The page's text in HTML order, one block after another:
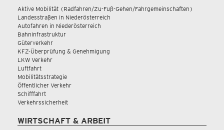
Aktive Mobilität (Radfahren/Zu-Fuß-Gehen/Fahrgemeinschaften)
Landesstraßen in Niederösterreich
Autofahren in Niederösterreich
Bahninfrastruktur
Güterverkehr
KFZ-Überprüfung & Genehmigung
LKW Verkehr
Luftfahrt
Mobilitätsstrategie
Öffentlicher Verkehr
Schifffahrt
Verkehrssicherheit
WIRTSCHAFT & ARBEIT